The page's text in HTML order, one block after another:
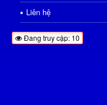
Liên hệ
Đang truy cập: 10